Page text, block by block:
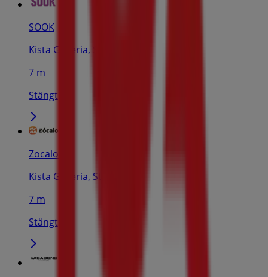
SOOK
Kista Galleria, Stockholm
7 m
Stängt
Zocalo
Kista Galleria, Stockholm
7 m
Stängt